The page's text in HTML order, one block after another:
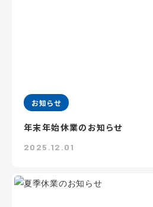
お知らせ
年末年始休業のお知らせ
2025.12.01